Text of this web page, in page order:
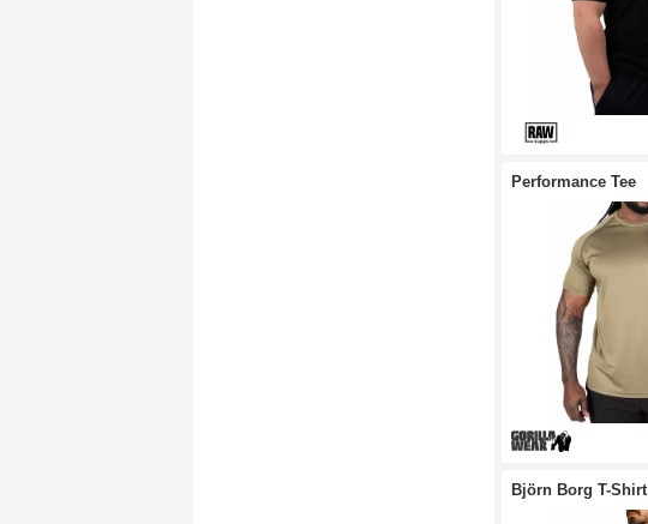
Performance Tee
Björn Borg T-Shirt